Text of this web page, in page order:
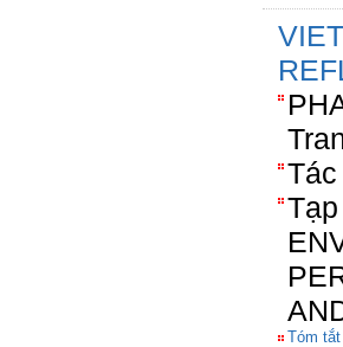
Tác
Tóm tắt